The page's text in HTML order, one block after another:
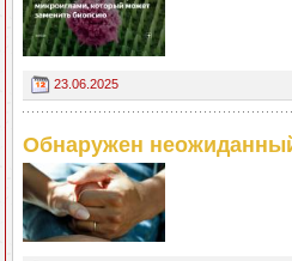
23.06.2025
Обнаружен